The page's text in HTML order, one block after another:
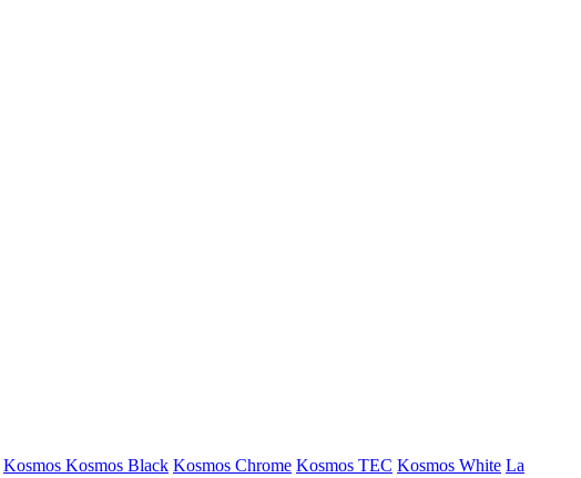
Kosmos Kosmos Black Kosmos Chrome Kosmos TEC Kosmos White La